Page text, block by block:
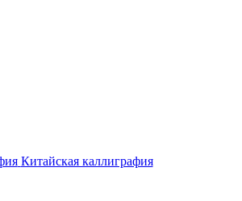
Китайская каллиграфия